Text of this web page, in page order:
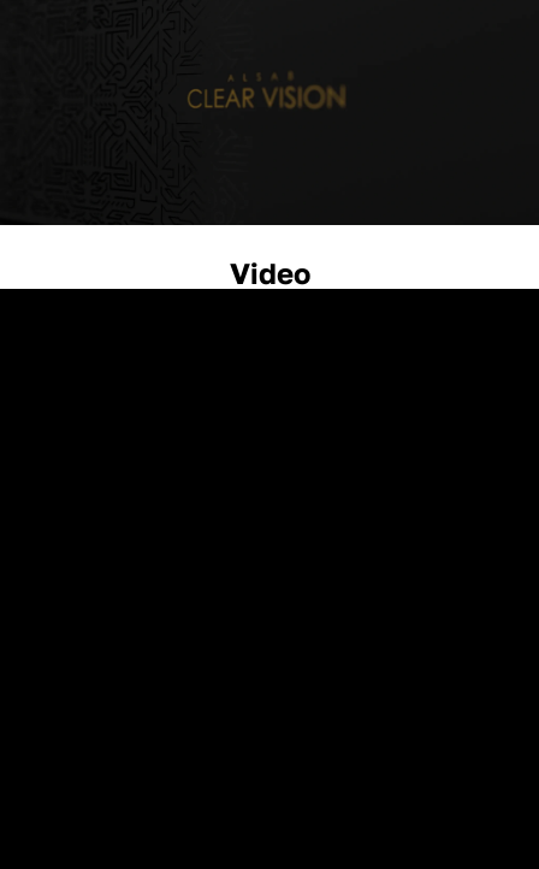
Video